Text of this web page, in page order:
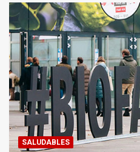
SALUDABLES